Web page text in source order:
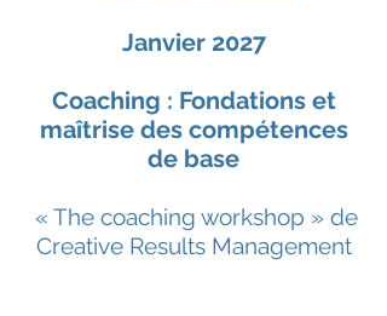
Janvier 2027
Coaching : Fondations et
maîtrise des compétences
de base
« The coaching workshop » de
Creative Results Management